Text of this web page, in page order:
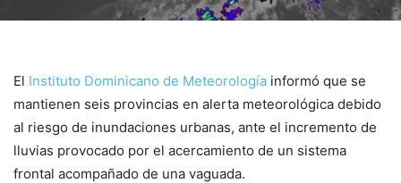
El Instituto Dominicano de Meteorología informó que se
mantienen seis provincias en alerta meteorológica debido
al riesgo de inundaciones urbanas, ante el incremento de
lluvias provocado por el acercamiento de un sistema
frontal acompañado de una vaguada.